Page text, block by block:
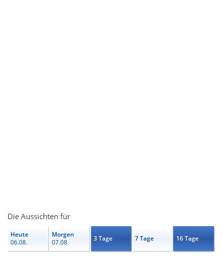
Die Aussichten für
Heute
06.08.
Morgen
07.08.
3 Tage 7 Tage 16 Tage